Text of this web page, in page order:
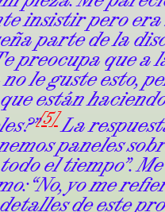
insistir pero era
parte de la
preocupa que a
le guste esto,
están
[5]La
paneles
el tiempo”. Me
“No, yo me
de este